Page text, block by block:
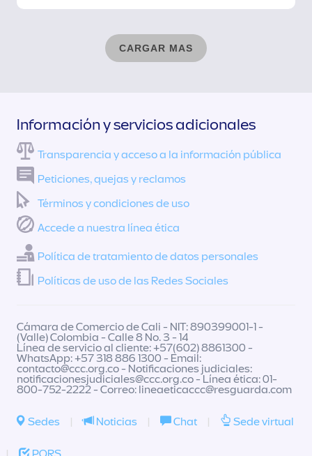
CARGAR MAS
Información y servicios adicionales
Transparencia y acceso a la información pública
Peticiones, quejas y reclamos
Términos y condiciones de uso
Accede a nuestra línea ética
Política de tratamiento de datos personales
Políticas de uso de las Redes Sociales
Cámara de Comercio de Cali - NIT: 890399001-1 -
(Valle) Colombia - Calle 8 No. 3 - 14
Línea de servicio al cliente: +57(602) 8861300 -
WhatsApp: +57 318 886 1300 - Email:
contacto@ccc.org.co- Notificaciones judiciales:
notificacionesjudiciales@ccc.org.co- Línea ética: 01-
800-752-2222 - Correo: lineaeticaccc@resguarda.com
Sedes | Noticias | Chat | Sede virtual